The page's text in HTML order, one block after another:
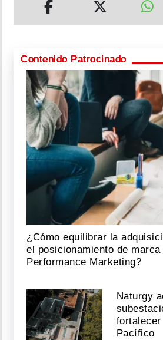
Contenido Patrocinado
¿Cómo equilibrar la
el posicionamiento de marca
Performance Marketing?
Naturgy
fortalecer
Pacífico